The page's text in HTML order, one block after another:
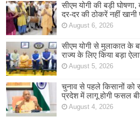
सीएम योगी की बड़ी
दर-दर की ठोकरें नहीं खानी
August 6, 2026
सीएम योगी से मुलाकात के
राज्य के लिए किया बड़ा
August 5, 2026
चुनाव से पहले किसानों को
प्रदेश में लागू होगी फसल
August 4, 2026